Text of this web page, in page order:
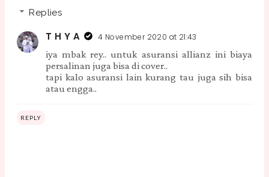
Replies
T H Y A 4 November 2020 at 21:43
iya mbak rey.. untuk asuransi allianz ini biaya
persalinan juga bisa di cover..
tapi kalo asuransi lain kurang tau juga sih bisa
atau engga..
REPLY